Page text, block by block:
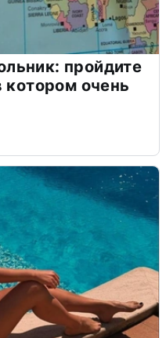
пройдите
котором очень